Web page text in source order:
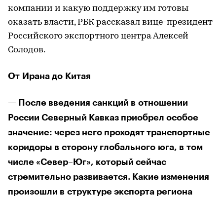
компании и какую поддержку им готовы
оказать власти, РБК рассказал вице-президент
Российского экспортного центра Алексей
Солодов.
От Ирана до Китая
— После введения санкций в отношении
России Северный Кавказ приобрел особое
значение: через него проходят транспортные
коридоры в сторону глобального юга, в том
числе «Север–Юг», который сейчас
стремительно развивается. Какие изменения
произошли в структуре экспорта региона